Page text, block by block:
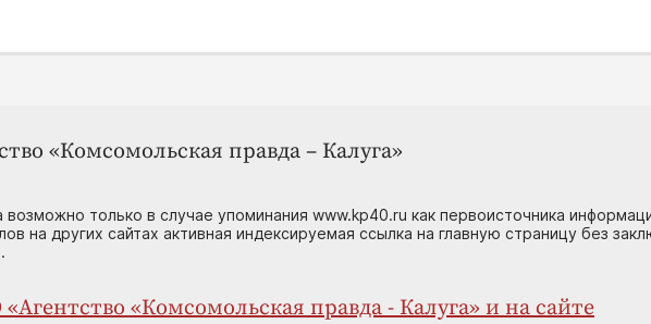
«Комсомольская правда – Калуга»
возможно только в случае упоминания www.kp40.ru как первоисточника
на других сайтах активная индексируемая ссылка на главную страницу без
«Комсомольская правда - Калуга» и на сайте